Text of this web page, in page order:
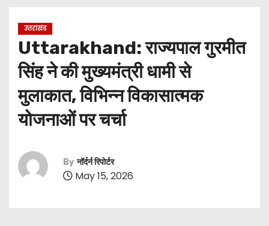
उत्तराखंड
Uttarakhand: राज्यपाल गुरमीत
सिंह ने की मुख्यमंत्री धामी से
मुलाकात, विभिन्न विकासात्मक
योजनाओं पर चर्चा
By नॉर्दर्न रिपोर्टर
May 15, 2026